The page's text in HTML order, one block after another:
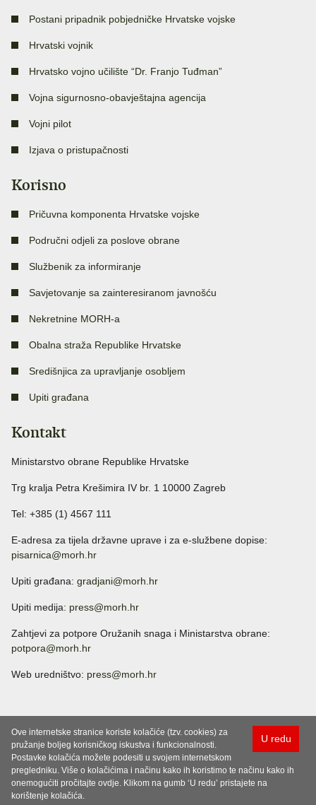
Postani pripadnik pobjedničke Hrvatske vojske
Hrvatski vojnik
Hrvatsko vojno učilište “Dr. Franjo Tuđman”
Vojna sigurnosno-obavještajna agencija
Vojni pilot
Izjava o pristupačnosti
Korisno
Pričuvna komponenta Hrvatske vojske
Područni odjeli za poslove obrane
Službenik za informiranje
Savjetovanje sa zainteresiranom javnošću
Nekretnine MORH-a
Obalna straža Republike Hrvatske
Središnjica za upravljanje osobljem
Upiti građana
Kontakt
Ministarstvo obrane Republike Hrvatske
Trg kralja Petra Krešimira IV br. 1 10000 Zagreb
Tel: +385 (1) 4567 111
E-adresa za tijela državne uprave i za e-službene dopise:
pisarnica@morh.hr
Upiti građana: gradjani@morh.hr
Upiti medija: press@morh.hr
Zahtjevi za potpore Oružanih snaga i Ministarstva obrane:
potpora@morh.hr
Web uredništvo: press@morh.hr
U redu
Ove internetske stranice koriste kolačiće (tzv. cookies) za
pružanje boljeg korisničkog iskustva i funkcionalnosti.
Postavke kolačića možete podesiti u svojem internetskom
pregledniku. Više o kolačićima i načinu kako ih koristimo te načinu kako ih
onemogućiti pročitajte ovdje. Klikom na gumb ‘U redu’ pristajete na
korištenje kolačića.